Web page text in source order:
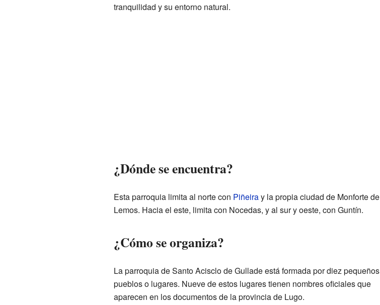
tranquilidad y su entorno natural.
¿Dónde se encuentra?
Esta parroquia limita al norte con Piñeiray la propia ciudad de Monforte de
Lemos. Hacia el este, limita con Nocedas, y al sur y oeste, con Guntín.
¿Cómo se organiza?
La parroquia de Santo Acisclo de Gullade está formada por diez pequeños
pueblos o lugares. Nueve de estos lugares tienen nombres oficiales que
aparecen en los documentos de la provincia de Lugo.